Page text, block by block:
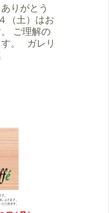
りがとう
（土）はお
ご理解の
。 ガレリ